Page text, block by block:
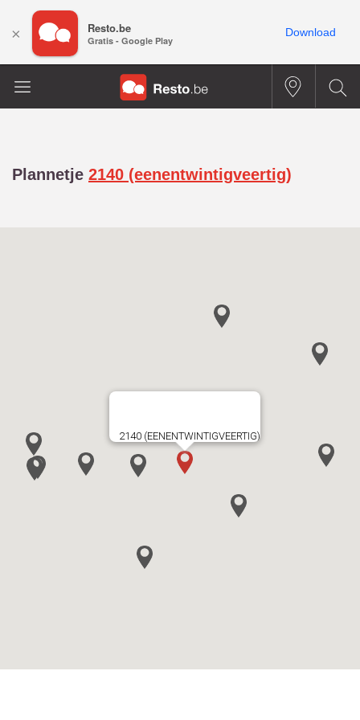
Plannetje 2140 (eenentwintigveertig)
2140 (EENENTWINTIGVEERTIG)
× Resto.be
Gratis - Google Play
Download